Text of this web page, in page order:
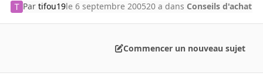
Partifou19le 6 septembre 200520 a dans Conseils d'achat
Commencer un nouveau sujet